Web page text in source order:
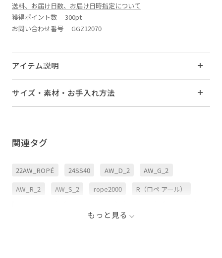
送料、お届け日数、お届け日時指定について
獲得ポイント数 300pt
お問い合わせ番号 GGZ12070
アイテム説明
サイズ・素材・お手入れ方法
関連タグ
22AW_ROPÉ 24SS40 AW_D_2 AW_G_2
AW_R_2 AW_S_2 rope2000 R（ロペ アール）
もっと見る